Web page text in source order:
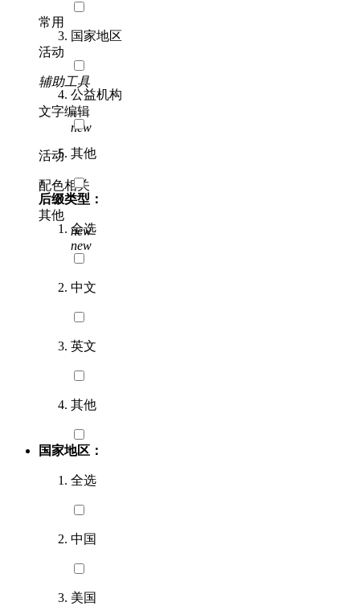
常用
活动
辅助工具
文字编辑
new
活动
配色相关
其他
new
new
国家地区
公益机构
其他
后缀类型：
全选
中文
英文
其他
国家地区：
全选
中国
美国